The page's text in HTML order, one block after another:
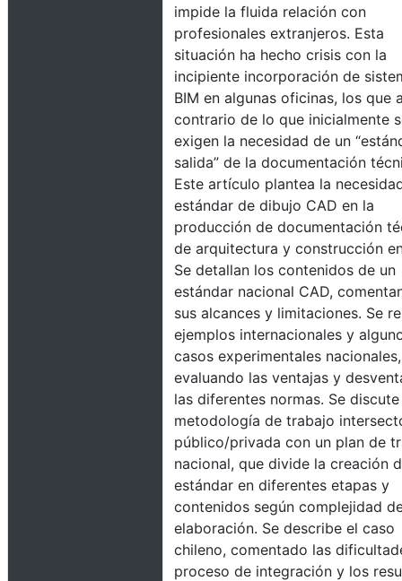
impide la fluida relación con
profesionales extranjeros. Esta
situación ha hecho crisis con la
incipiente incorporación de
BIM en algunas oficinas, los que
contrario de lo que inicialmente
exigen la necesidad de un
salida” de la documentación
Este artículo plantea la
estándar de dibujo CAD en la
producción de documentación
de arquitectura y construcción
Se detallan los contenidos de un
estándar nacional CAD,
sus alcances y limitaciones. Se
ejemplos internacionales y
casos experimentales nacionales,
evaluando las ventajas y
las diferentes normas. Se
metodología de trabajo
público/privada con un plan de
nacional, que divide la creación
estándar en diferentes etapas y
contenidos según complejidad
elaboración. Se describe el caso
chileno, comentado las
proceso de integración y los